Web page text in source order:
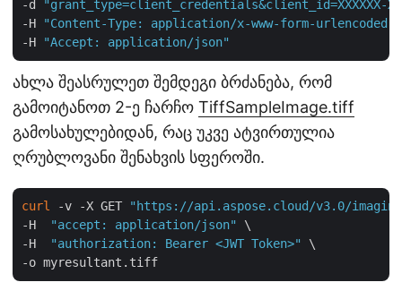
-d
"grant_type=client_credentials&client_id=XXXXXX-
-H
"Content-Type: application/x-www-form-urlencoded"
-H
"Accept: application/json"
ახლა შეასრულეთ შემდეგი ბრძანება, რომ
გამოიტანოთ 2-ე ჩარჩო TiffSampleImage.tiff
გამოსახულებიდან, რაც უკვე ატვირთულია
ღრუბლოვანი შენახვის სფეროში.
curl -v -X GET
"https://api.aspose.cloud/v3.0/
-H
"accept: application/json"
\
-H
"authorization: Bearer <JWT Token>"
\